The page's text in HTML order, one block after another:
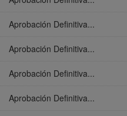
Aprobación Definitiva...
Aprobación Definitiva...
Aprobación Definitiva...
Aprobación Definitiva...